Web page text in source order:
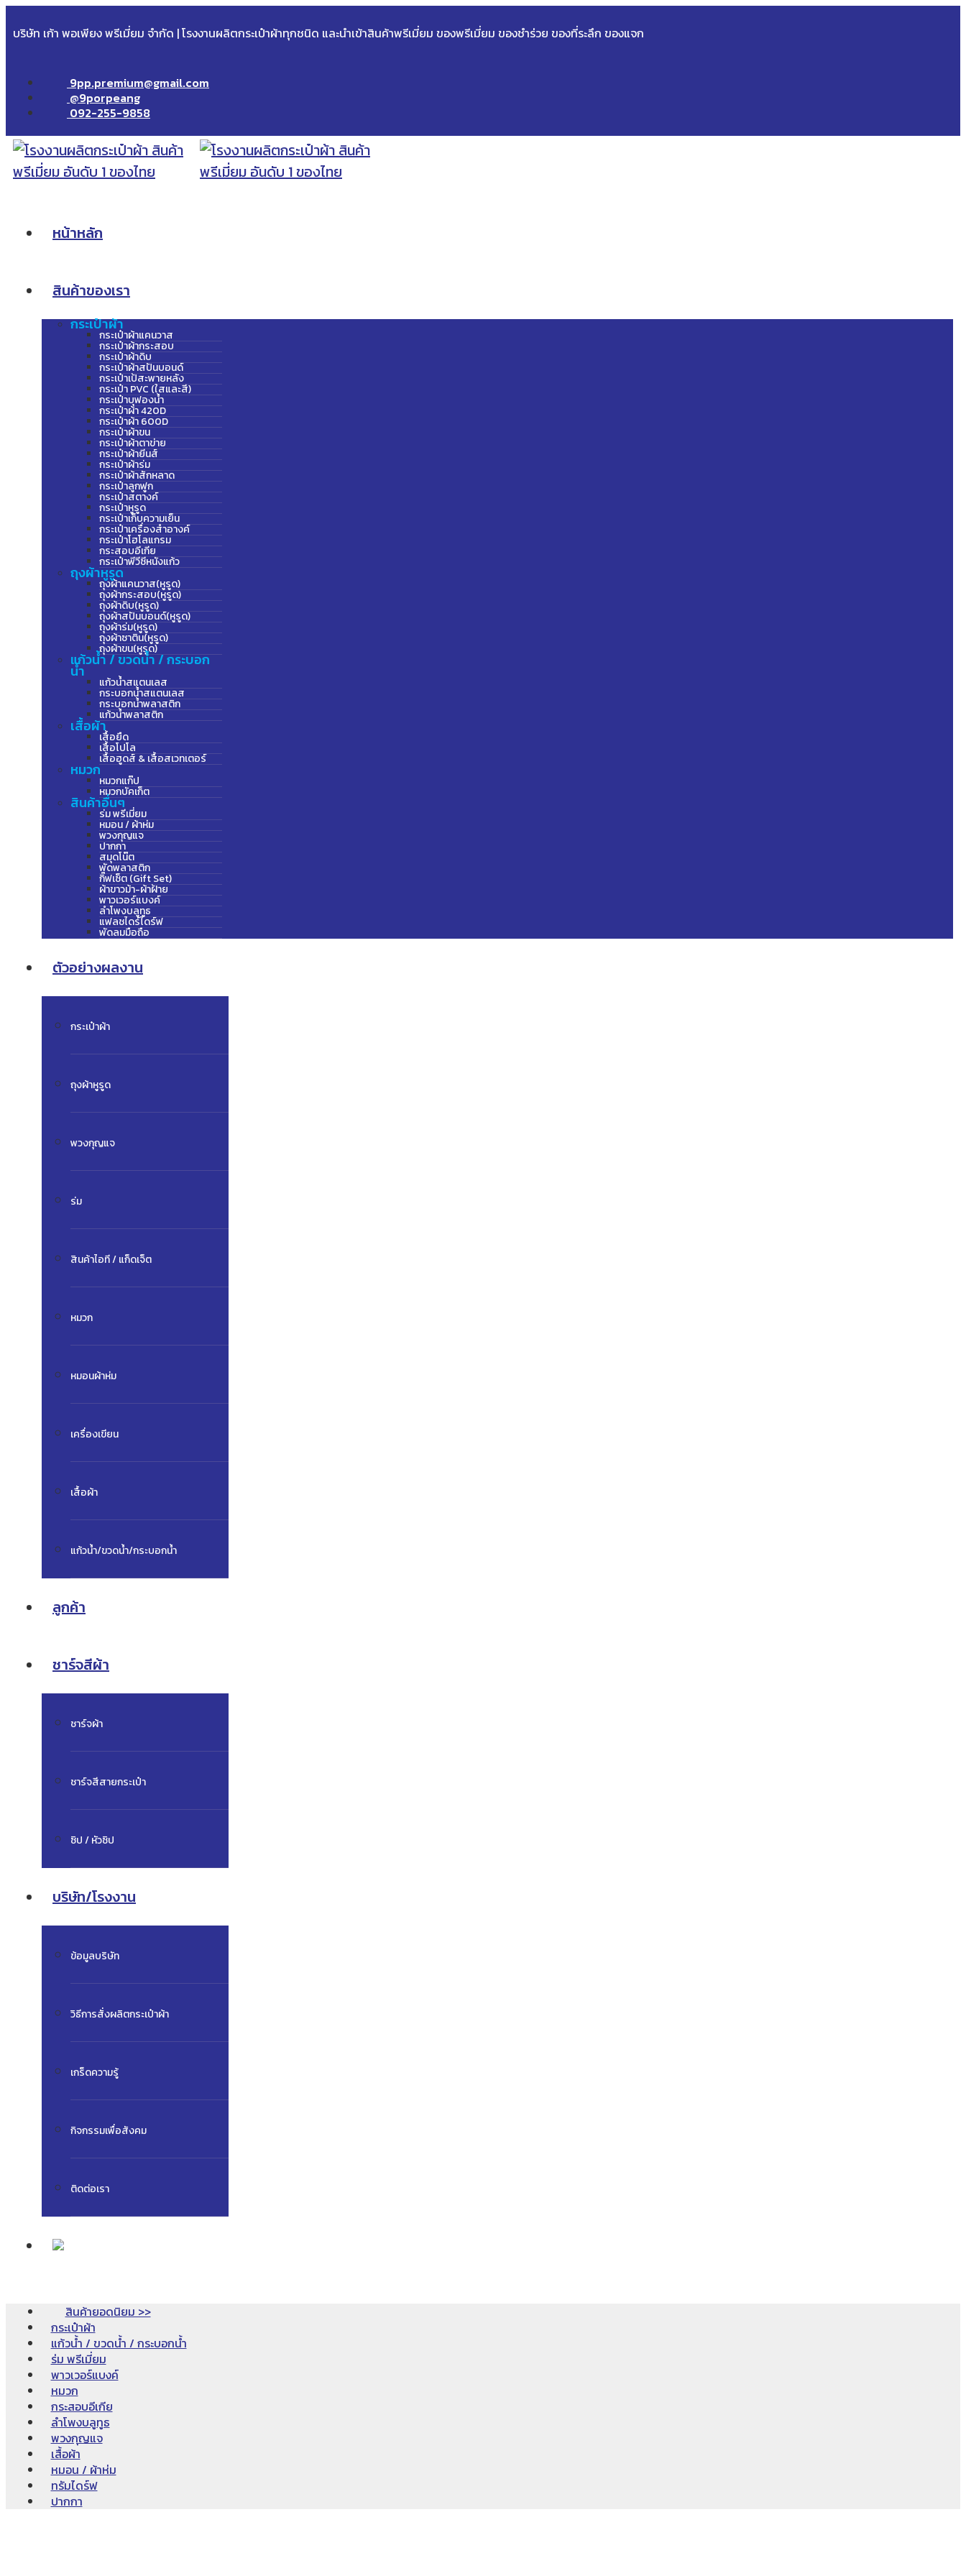
บริษัท เก้า พอเพียง พรีเมี่ยม จำกัด | โรงงานผลิตกระเป๋าผ้าทุกชนิด และนำเข้าสินค้าพรีเมี่ยม ของพรีเมี่ยม ของชำร่วย ของที่ระลึก ของแจก
9pp.premium@gmail.com
@9porpeang
092-255-9858
หน้าหลัก
สินค้าของเรา
กระเป๋าผ้า
กระเป๋าผ้าแคนวาส
กระเป๋าผ้ากระสอบ
กระเป๋าผ้าดิบ
กระเป๋าผ้าสปันบอนด์
กระเป๋าเป้สะพายหลัง
กระเป๋า PVC (ใสและสี)
กระเป๋าบุฟองน้ำ
กระเป๋าผ้า 420D
กระเป๋าผ้า 600D
กระเป๋าผ้าขน
กระเป๋าผ้าตาข่าย
กระเป๋าผ้ายีนส์
กระเป๋าผ้าร่ม
กระเป๋าผ้าสักหลาด
กระเป๋าลูกฟูก
กระเป๋าสตางค์
กระเป๋าหูรูด
กระเป๋าเก็บความเย็น
กระเป๋าเครื่องสำอางค์
กระเป๋าโฮโลแกรม
กระสอบอีเกีย
กระเป๋าพีวีซีหนังแก้ว
ถุงผ้าหูรูด
ถุงผ้าแคนวาส(หูรูด)
ถุงผ้ากระสอบ(หูรูด)
ถุงผ้าดิบ(หูรูด)
ถุงผ้าสปันบอนด์(หูรูด)
ถุงผ้าร่ม(หูรูด)
ถุงผ้าซาติน(หูรูด)
ถุงผ้าขน(หูรูด)
แก้วน้ำ / ขวดน้ำ / กระบอก
น้ำ
แก้วน้ำสแตนเลส
กระบอกน้ำสแตนเลส
กระบอกน้ำพลาสติก
แก้วน้ำพลาสติก
เสื้อผ้า
เสื้อยืด
เสื้อโปโล
เสื้อฮูดส์ & เสื้อสเวทเตอร์
หมวก
หมวกแก๊ป
หมวกบัคเก็ต
สินค้าอื่นๆ
ร่ม พรีเมี่ยม
หมอน / ผ้าห่ม
พวงกุญแจ
ปากกา
สมุดโน๊ต
พัดพลาสติก
กิ๊ฟเซ็ต (Gift Set)
ผ้าขาวม้า-ผ้าฝ้าย
พาวเวอร์แบงค์
ลำโพงบลูทูธ
แฟลชไดร์ไดร์ฟ
พัดลมมือถือ
ตัวอย่างผลงาน
กระเป๋าผ้า
ถุงผ้าหูรูด
พวงกุญแจ
ร่ม
สินค้าไอที / แก็ดเจ็ต
หมวก
หมอนผ้าห่ม
เครื่องเขียน
เสื้อผ้า
แก้วน้ำ/ขวดน้ำ/กระบอกน้ำ
ลูกค้า
ชาร์จสีผ้า
ชาร์จผ้า
ชาร์จสีสายกระเป๋า
ซิป / หัวซิป
บริษัท/โรงงาน
ข้อมูลบริษัท
วิธีการสั่งผลิตกระเป๋าผ้า
เกร็ดความรู้
กิจกรรมเพื่อสังคม
ติดต่อเรา
สินค้ายอดนิยม >>
กระเป๋าผ้า
แก้วน้ำ / ขวดน้ำ / กระบอกน้ำ
ร่ม พรีเมี่ยม
พาวเวอร์แบงค์
หมวก
กระสอบอีเกีย
ลำโพงบลูทูธ
พวงกุญแจ
เสื้อผ้า
หมอน / ผ้าห่ม
ทรัมไดร์ฟ
ปากกา